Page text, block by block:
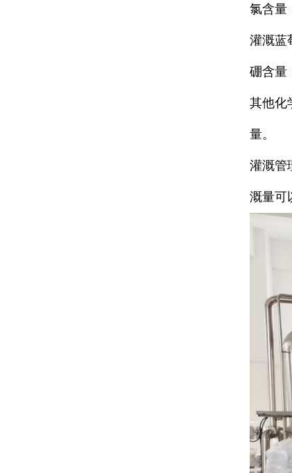
氯含量
灌溉蓝
硼含量
其他化
量。
灌溉管
溉量可